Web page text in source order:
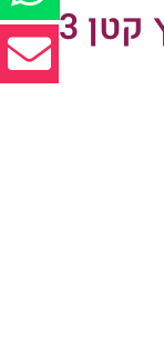
שעון חול מסגרת עץ קטן 3